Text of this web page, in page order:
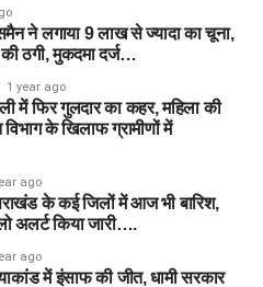
ने लगाया 9 लाख से ज्यादा का चूना,
ठगी, मुकदमा दर्ज…
1 year ago
में फिर गुलदार का कहर, महिला की
के खिलाफ ग्रामीणों में
ago
के कई जिलों में आज भी बारिश,
अलर्ट किया जारी….
ago
में इंसाफ की जीत, धामी सरकार